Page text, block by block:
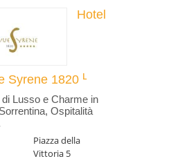
Hotel
Syrene 1820
Lusso e Charme in
Ospitalità
Piazza della
Vittoria 5